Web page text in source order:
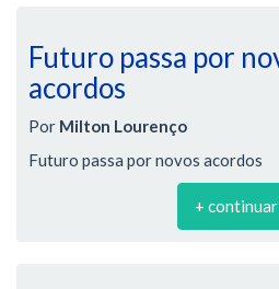
Futuro passa por
acordos
Por Milton Lourenço
Futuro passa por novos acordos
+